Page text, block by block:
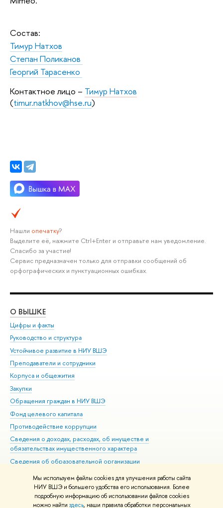
Мы используем файлы cookies для улучшения работы сайта
НИУ ВШЭ и большего удобства его использования. Более
подробную информацию об использовании файлов cookies
можно найти здесь, наши правила обработки персональных
Состав:
Тимур Натхов
Степан Поликанов
Георгий Тарасенко
Контактное лицо – Тимур Натхов
(timur.natkhov@hse.ru)
Нашли опечатку?
Выделите её, нажмите Ctrl+Enter и отправьте нам уведомление.
Спасибо за участие!
Сервис предназначен только для отправки сообщений об
орфографических и пунктуационных ошибках.
О ВЫШКЕ
Цифры и факты
Руководство и структура
Устойчивое развитие в НИУ ВШЭ
Преподаватели и сотрудники
Корпуса и общежития
Закупки
Обращения граждан в НИУ ВШЭ
Фонд целевого капитала
Противодействие коррупции
Сведения о доходах, расходах, об имуществе и
обязательствах имущественного характера
Сведения об образовательной организации
Людям с ограниченными возможностями здоровья
Единая платежная страница
Работа в Вышке